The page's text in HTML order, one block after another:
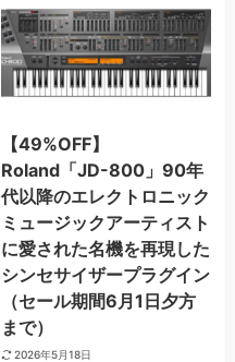
【49%OFF】
Roland「JD-800」90年
代以降のエレクトロニック
ミュージックアーティスト
に愛された名機を再現した
シンセサイザープラグイン
（セール期間6月1日夕方
まで）
2026年5月18日